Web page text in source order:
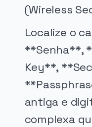
(Wireless
Localize o
**Senha**,
Key**,
antiga e
complexa